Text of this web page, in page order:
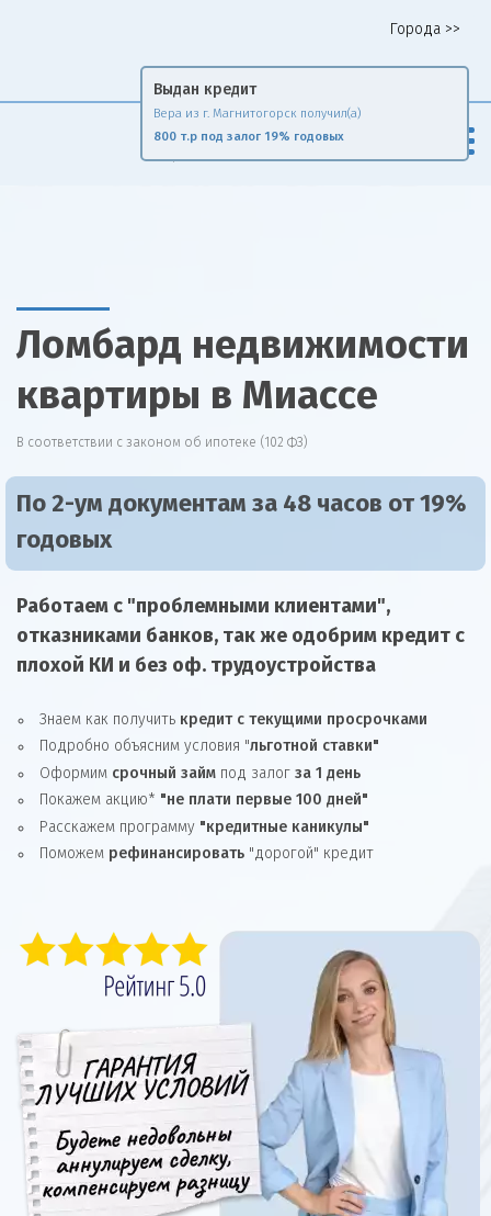
Города >>
FinRise
Ломбард недвижимости
квартиры в Миассе
В соответствии с законом об ипотеке (102 ФЗ)
По 2-ум документам за 48 часов от 19%
годовых
Работаем с "проблемными клиентами",
отказниками банков, так же одобрим кредит с
плохой КИ и без оф. трудоустройства
Знаем как получить кредит с текущими просрочками
Подробно объясним условия "льготной ставки"
Оформим срочный займ под залог за 1 день
Покажем акцию* "не плати первые 100 дней"
Расскажем программу "кредитные каникулы"
Поможем рефинансировать "дорогой" кредит
Выдан кредит
Вера из г. Магнитогорск получил(а)
800 т.р под залог 19% годовых